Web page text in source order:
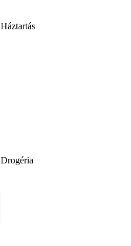
Háztartás
Drogéria